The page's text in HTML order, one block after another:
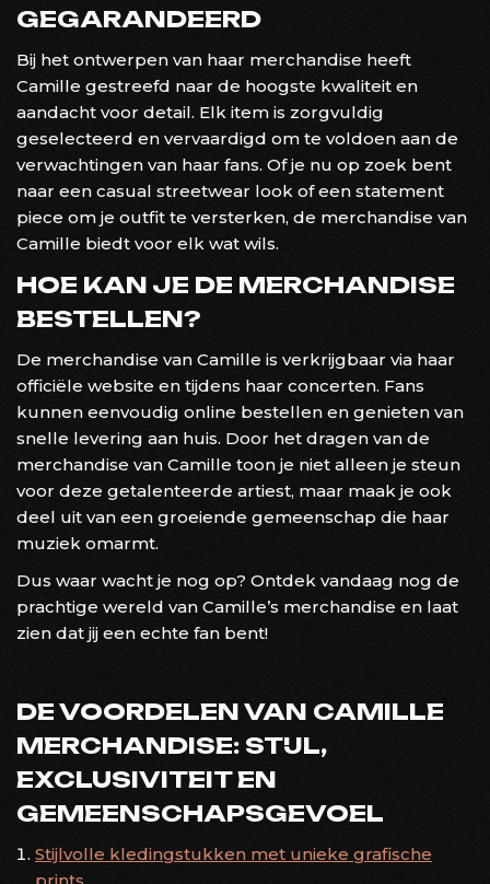
GEGARANDEERD
Bij het ontwerpen van haar merchandise heeft
Camille gestreefd naar de hoogste kwaliteit en
aandacht voor detail. Elk item is zorgvuldig
geselecteerd en vervaardigd om te voldoen aan de
verwachtingen van haar fans. Of je nu op zoek bent
naar een casual streetwear look of een statement
piece om je outfit te versterken, de merchandise van
Camille biedt voor elk wat wils.
HOE KAN JE DE MERCHANDISE
BESTELLEN?
De merchandise van Camille is verkrijgbaar via haar
officiële website en tijdens haar concerten. Fans
kunnen eenvoudig online bestellen en genieten van
snelle levering aan huis. Door het dragen van de
merchandise van Camille toon je niet alleen je steun
voor deze getalenteerde artiest, maar maak je ook
deel uit van een groeiende gemeenschap die haar
muziek omarmt.
Dus waar wacht je nog op? Ontdek vandaag nog de
prachtige wereld van Camille’s merchandise en laat
zien dat jij een echte fan bent!
DE VOORDELEN VAN CAMILLE
MERCHANDISE: STIJL,
EXCLUSIVITEIT EN
GEMEENSCHAPSGEVOEL
Stijlvolle kledingstukken met unieke grafische
prints